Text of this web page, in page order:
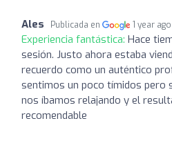
Ales Publicada en 1 year ago
Experiencia fantástica: Hace
sesión. Justo ahora estaba
recuerdo como un auténtico
sentimos un poco tímidos pero
nos íbamos relajando y el
recomendable